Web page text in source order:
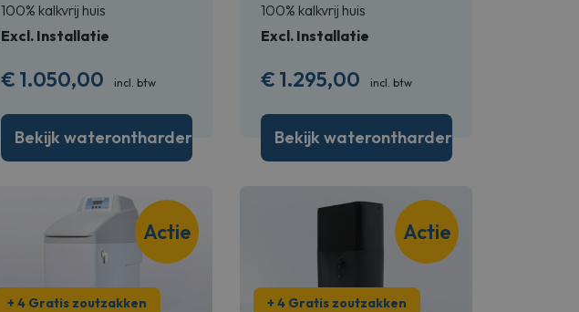
100% kalkvrij huis
Excl. Installatie
€ 1.050,00 incl. btw
Bekijk waterontharder
100% kalkvrij huis
Excl. Installatie
€ 1.295,00 incl. btw
Bekijk waterontharder
Actie
+ 4 Gratis zoutzakken
Actie
+ 4 Gratis zoutzakken